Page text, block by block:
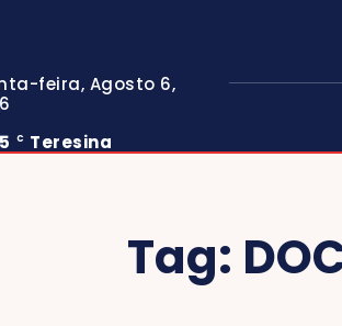
feira, Agosto 6,
C Teresina
Tag: